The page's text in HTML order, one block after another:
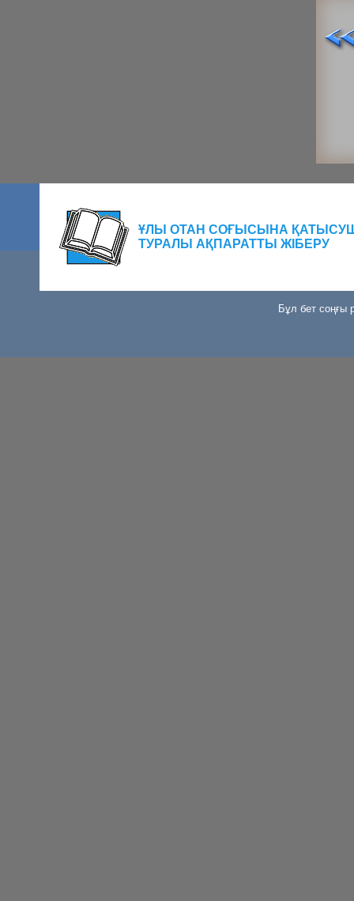
ҰЛЫ ОТАН СОҒЫСЫНА
ТУРАЛЫ АҚПАРАТТЫ ЖІБЕРУ
Бұл бет соңғы